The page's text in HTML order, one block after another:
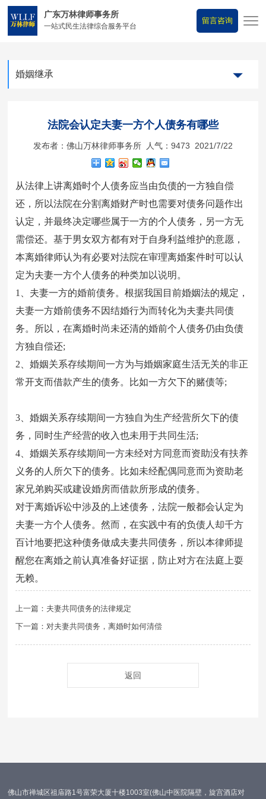
广东万林律师事务所
一站式民生法律综合服务平台
留言咨询
婚姻继承
法院会认定夫妻一方个人债务有哪些
发布者：佛山万林律师事务所 人气：9473 2021/7/22
从法律上讲离婚时个人债务应当由负债的一方独自偿
还，所以法院在分割离婚财产时也需要对债务问题作出
认定，并最终决定哪些属于一方的个人债务，另一方无
需偿还。基于男女双方都有对于自身利益维护的意愿，
本离婚律师认为有必要对法院在审理离婚案件时可以认
定为夫妻一方个人债务的种类加以说明。
1、夫妻一方的婚前债务。根据我国目前婚姻法的规定，
夫妻一方婚前债务不因结婚行为而转化为夫妻共同债
务。所以，在离婚时尚未还清的婚前个人债务仍由负债
方独自偿还;
2、婚姻关系存续期间一方为与婚姻家庭生活无关的非正
常开支而借款产生的债务。比如一方欠下的赌债等;
3、婚姻关系存续期间一方独自为生产经营所欠下的债
务，同时生产经营的收入也未用于共同生活;
4、婚姻关系存续期间一方未经对方同意而资助没有扶养
义务的人所欠下的债务。比如未经配偶同意而为资助老
家兄弟购买或建设婚房而借款所形成的债务。
对于离婚诉讼中涉及的上述债务，法院一般都会认定为
夫妻一方个人债务。然而，在实践中有的负债人却千方
百计地要把这种债务做成夫妻共同债务，所以本律师提
醒您在离婚之前认真准备好证据，防止对方在法庭上耍
无赖。
上一篇：夫妻共同债务的法律规定
下一篇：对夫妻共同债务，离婚时如何清偿
返回
佛山市禅城区祖庙路1号富荣大厦十楼1003室(佛山中医院隔壁，旋宫酒店对